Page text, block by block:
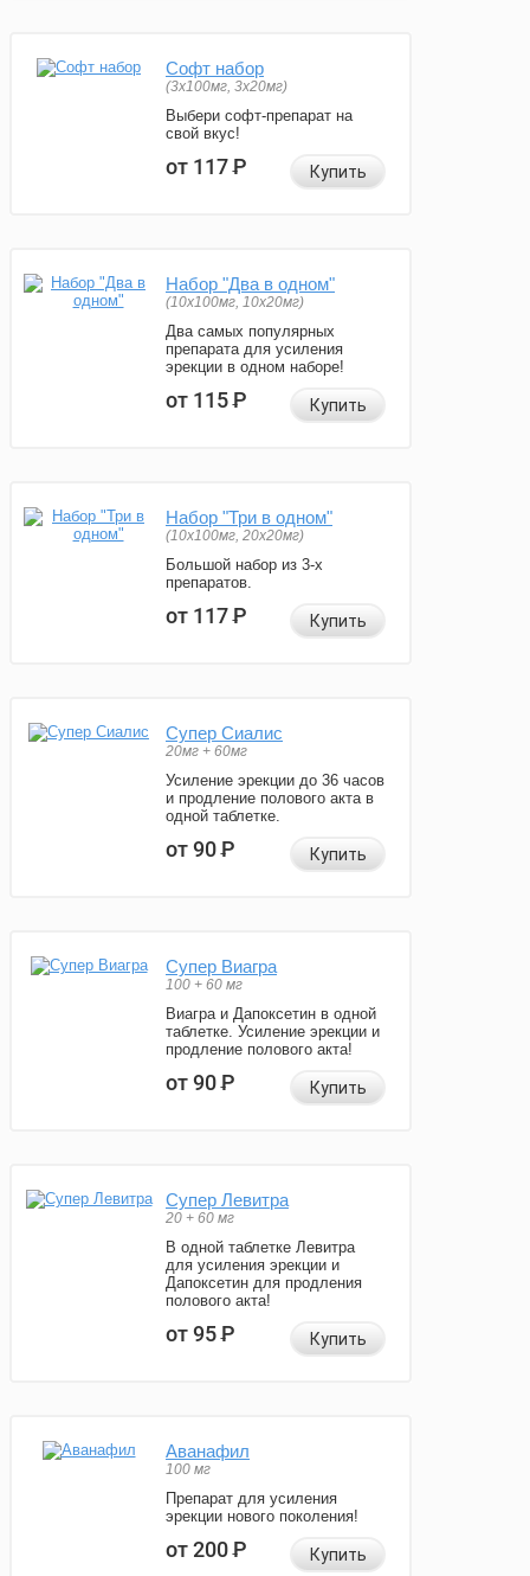
Софт набор
(3x100мг, 3x20мг)
Выбери софт-препарат на
свой вкус!
от 117Р Купить
Набор "Два в одном"
(10x100мг, 10x20мг)
Два самых популярных
препарата для усиления
эрекции в одном наборе!
от 115Р Купить
Набор "Три в одном"
(10x100мг, 20x20мг)
Большой набор из 3-х
препаратов.
от 117Р Купить
Супер Сиалис
20мг + 60мг
Усиление эрекции до 36 часов
и продление полового акта в
одной таблетке.
от 90Р Купить
Супер Виагра
100 + 60 мг
Виагра и Дапоксетин в одной
таблетке. Усиление эрекции и
продление полового акта!
от 90Р Купить
Супер Левитра
20 + 60 мг
В одной таблетке Левитра
для усиления эрекции и
Дапоксетин для продления
полового акта!
от 95Р Купить
Аванафил
100 мг
Препарат для усиления
эрекции нового поколения!
от 200Р Купить